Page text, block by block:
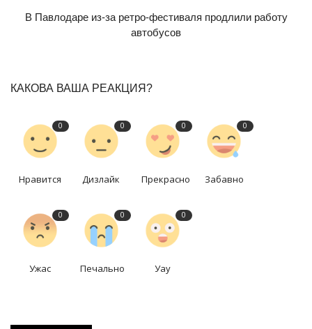
В Павлодаре из-за ретро-фестиваля продлили работу
автобусов
КАКОВА ВАША РЕАКЦИЯ?
0
Нравится
0
Дизлайк
0
Прекрасно
0
Забавно
0
Ужас
0
Печально
0
Уау